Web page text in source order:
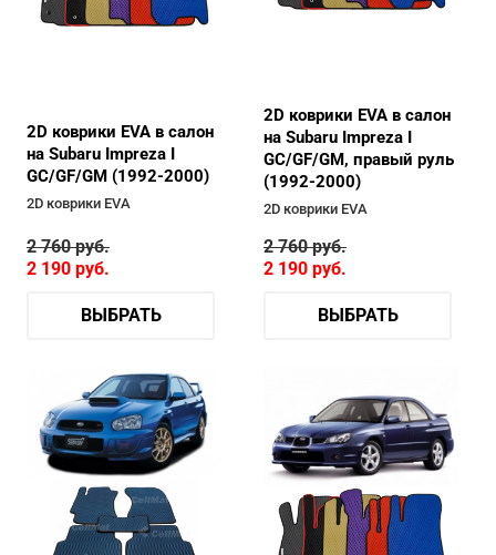
2D коврики EVA в салон
на Subaru Impreza I
GC/GF/GM (1992-2000)
2D коврики EVA
2 760руб.
2 190 руб.
ВЫБРАТЬ
2D коврики EVA в салон
на Subaru Impreza I
GC/GF/GM, правый руль
(1992-2000)
2D коврики EVA
2 760руб.
2 190 руб.
ВЫБРАТЬ